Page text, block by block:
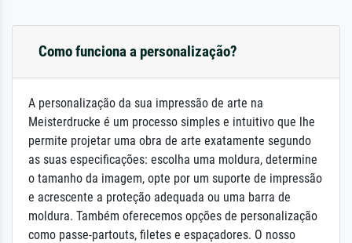
Como funciona a personalização?
A personalização da sua impressão de arte na
Meisterdrucke é um processo simples e intuitivo que lhe
permite projetar uma obra de arte exatamente segundo
as suas especificações: escolha uma moldura, determine
o tamanho da imagem, opte por um suporte de impressão
e acrescente a proteção adequada ou uma barra de
moldura. Também oferecemos opções de personalização
como passe-partouts, filetes e espaçadores. O nosso